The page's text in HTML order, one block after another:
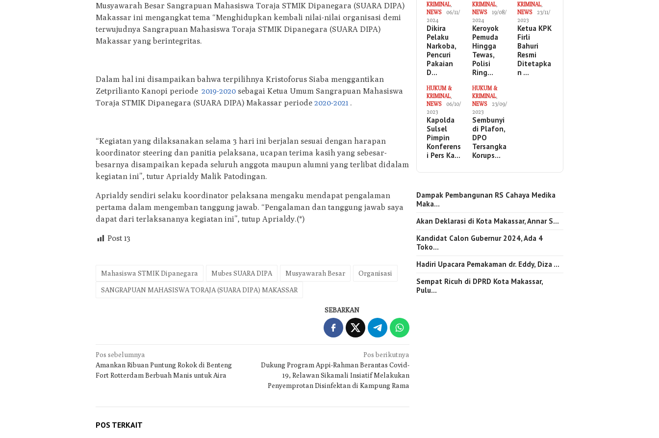
Musyawarah Besar Sangrapuan Mahasiswa Toraja STMIK Dipanegara (SUARA DIPA)
Makassar ini mengangkat tema “Menghidupkan kembali nilai-nilai organisasi demi
terwujudnya Sangrapuan Mahasiswa Toraja STMIK Dipanegara (SUARA DIPA)
Makassar yang berintegritas.
Dalam hal ini disampaikan bahwa terpilihnya Kristoforus Siaba menggantikan
Zetprilianto Kanopi periode 2019-2020 sebagai Ketua Umum Sangrapuan Mahasiswa
Toraja STMIK Dipanegara (SUARA DIPA) Makassar periode 2020-2021 .
“Kegiatan yang dilaksanakan selama 3 hari ini berjalan sesuai dengan harapan
koordinator steering dan panitia pelaksana, ucapan terima kasih yang sebesar-
besarnya disampaikan kepada seluruh anggota maupun alumni yang terlibat didalam
kegiatan ini”, tutur Aprialdy Malik Patodingan.
Aprialdy sendiri selaku koordinator pelaksana mengaku mendapat pengalaman
pertama dalam mengemban tanggung jawab. “Pengalaman dan tanggung jawab saya
dapat dari terlaksananya kegiatan ini”, tutup Aprialdy.(*)
Post 13
Mahasiswa STMIK Dipanegara Mubes SUARA DIPA Musyawarah Besar Organisasi
SANGRAPUAN MAHASISWA TORAJA (SUARA DIPA) MAKASSAR
SEBARKAN
Navigasi
pos
Pos sebelumnya
Amankan Ribuan Puntung Rokok di Benteng
Fort Rotterdam Berbuah Manis untuk Aira
Pos berikutnya
Dukung Program Appi-Rahman Berantas Covid-
19, Relawan Sikamali Insiatif Melakukan
Penyemprotan Disinfektan di Kampung Rama
POS TERKAIT
KRIMINAL
NEWS
06/11/
2024
Dikira
Pelaku
Narkoba,
Pencuri
Pakaian
D…
KRIMINAL,
NEWS
19/08/
2024
Keroyok
Pemuda
Hingga
Tewas,
Polisi
Ring…
KRIMINAL
NEWS
23/11/
2023
Ketua KPK
Firli
Bahuri
Resmi
Ditetapka
n …
HUKUM &
KRIMINAL
NEWS
06/10/
2023
Kapolda
Sulsel
Pimpin
Konferens
i Pers Ka…
HUKUM &
KRIMINAL,
NEWS
23/09/
2023
Sembunyi
di Plafon,
DPO
Tersangka
Korups…
Dampak Pembangunan RS Cahaya Medika
Maka…
Akan Deklarasi di Kota Makassar, Annar S…
Kandidat Calon Gubernur 2024, Ada 4
Toko…
Hadiri Upacara Pemakaman dr. Eddy, Diza …
Sempat Ricuh di DPRD Kota Makassar,
Pulu…